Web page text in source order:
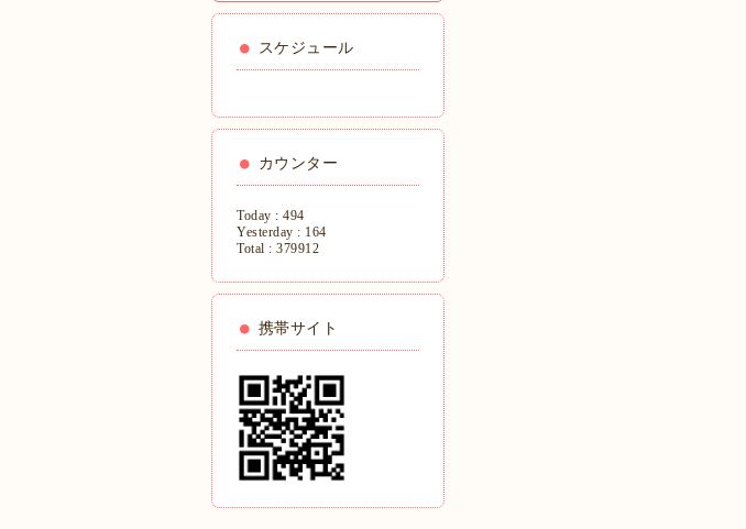
スケジュール
カウンター
Today : 494
Yesterday : 164
Total : 379912
携帯サイト